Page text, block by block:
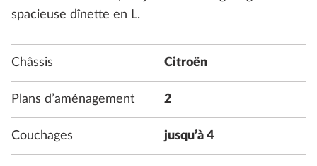
spacieuse dînette en L.
Châssis Citroën
Plans d’aménagement 2
Couchages jusqu’à 4